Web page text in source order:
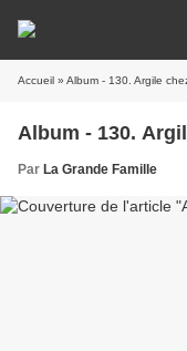
Accueil » Album - 130. Argile
Album - 130.
Par La Grande Famille